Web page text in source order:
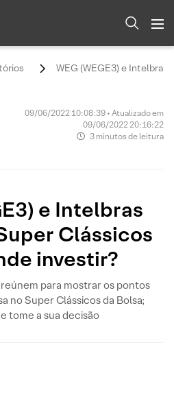
WEG (WEGE3) e
09/06/2022 10:08:39 • Atualizado em
09/06/2022 20:16:22
3 minutos de leitura
e Intelbras
Clássicos
investir?
para mostrar os pontos
no Super Clássicos da Bolsa;
tome a sua decisão